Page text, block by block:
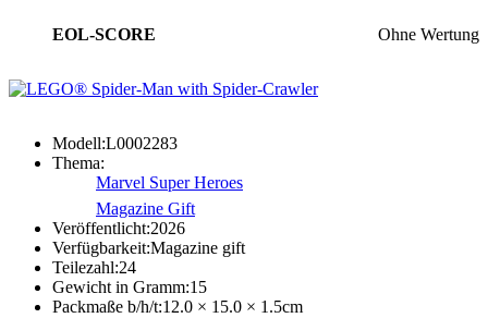
EOL-SCORE Ohne Wertung
Modell:L0002283
Thema:
Marvel Super Heroes
Magazine Gift
Veröffentlicht:2026
Verfügbarkeit:Magazine gift
Teilezahl:24
Gewicht in Gramm:15
Packmaße b/h/t:12.0 × 15.0 × 1.5cm